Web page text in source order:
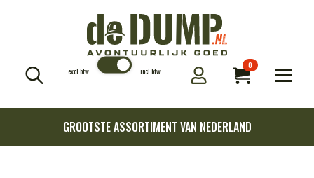
excl btw incl btw
0
GROOTSTE ASSORTIMENT VAN NEDERLAND